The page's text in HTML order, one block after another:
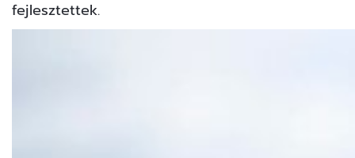
fejlesztettek.